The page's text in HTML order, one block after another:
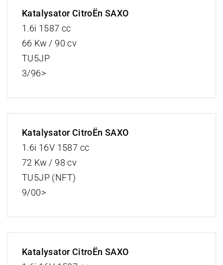
Katalysator CitroËn SAXO
1.6i 1587 cc
66 Kw / 90 cv
TU5JP
3/96>
Katalysator CitroËn SAXO
1.6i 16V 1587 cc
72 Kw / 98 cv
TU5JP (NFT)
9/00>
Katalysator CitroËn SAXO